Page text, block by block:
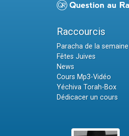
Raccourcis
Paracha de la semaine
Fêtes Juives
News
Cours Mp3-Vidéo
Yéchiva Torah-Box
Dédicacer un cours